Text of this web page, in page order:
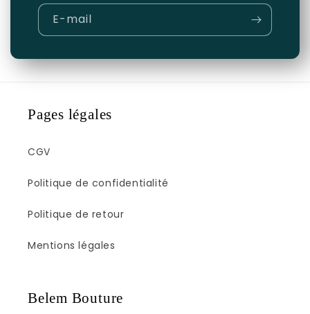
E-mail
Pages légales
CGV
Politique de confidentialité
Politique de retour
Mentions légales
Belem Bouture